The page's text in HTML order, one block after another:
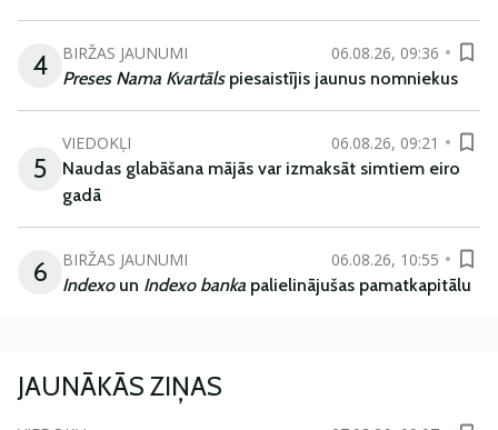
4 BIRŽAS JAUNUMI
06.08.26, 09:36
Preses Nama Kvartāls piesaistījis jaunus nomniekus
5
VIEDOKĻI
06.08.26, 09:21
Naudas glabāšana mājās var izmaksāt simtiem eiro
gadā
6 BIRŽAS JAUNUMI
06.08.26, 10:55
Indexoun Indexo banka palielinājušas pamatkapitālu
JAUNĀKĀS ZIŅAS